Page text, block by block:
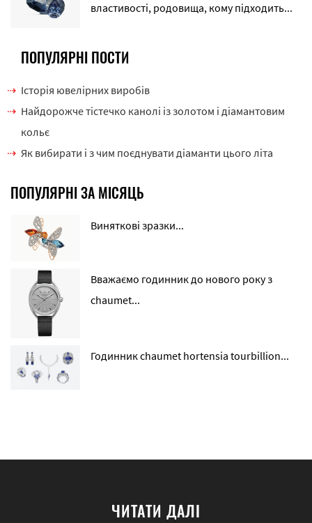
властивості, родовища, кому підходить...
ПОПУЛЯРНІ ПОСТИ
Історія ювелірних виробів
Найдорожче тістечко канолі із золотом і діамантовим
кольє
Як вибирати і з чим поєднувати діаманти цього літа
ПОПУЛЯРНІ ЗА МІСЯЦЬ
Виняткові зразки...
Вважаємо годинник до нового року з
chaumet...
Годинник chaumet hortensia tourbillion...
ЧИТАТИ ДАЛІ